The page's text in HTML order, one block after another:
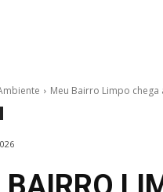
Meu Bairro Limpo